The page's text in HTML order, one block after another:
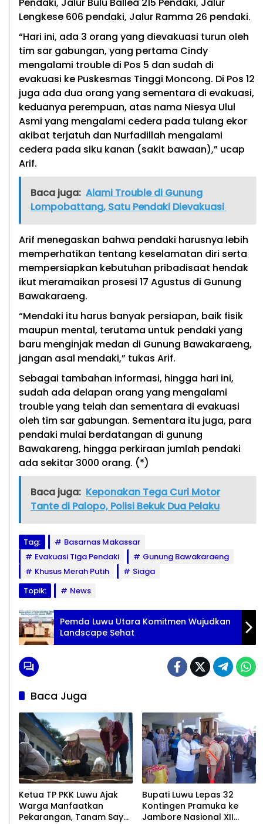
Lengkese 606 pendaki, Jalur Ramma 26 pendaki.
“Hari ini, ada 3 orang yang dievakuasi turun oleh
tim sar gabungan, yang pertama Cindy
mengalami trouble di Pos 5 dan sudah di
evakuasi ke Puskesmas Tinggi Moncong. Di Pos 12
juga ada dua orang yang sementara di evakuasi,
keduanya perempuan, atas nama Niesya Ulul
Asmi yang mengalami cedera pada tulang ekor
akibat terjatuh dan Nurfadillah mengalami
cedera pada siku kanan (sakit bawaan),” ucap
Arif.
Baca juga: Alami Trouble di Gunung
Lompobattang, Satu Pendaki Dievakuasi
Arif menegaskan bahwa pendaki harusnya lebih
memperhatikan tentang keselamatan diri serta
mempersiapkan kebutuhan pribadisaat hendak
ikut meramaikan prosesi 17 Agustus di Gunung
Bawakaraeng.
“Mendaki itu harus banyak persiapan, baik fisik
maupun mental, terutama untuk pendaki yang
baru menginjak medan di Gunung Bawakaraeng,
jangan asal mendaki,” tukas Arif.
Sebagai tambahan informasi, hingga hari ini,
sudah ada delapan orang yang mengalami
trouble yang telah dan sementara di evakuasi
oleh tim sar gabungan. Sementara itu juga, para
pendaki mulai berdatangan di gunung
Bawakareng, hingga perkiraan jumlah pendaki
ada sekitar 3000 orang. (*)
Baca juga: Keponakan Tega Curi Motor
Tante di Palopo, Polisi Bekuk Dua Pelaku
Tag:
Basarnas Makassar
Evakuasi Tiga Pendaki
Gunung Bawakaraeng
Khusus Merah Putih
Siaga
Topik:
News
Pemda Luwu Utara Komitmen Wujudkan
Landscape Sehat
Baca Juga
Ketua TP PKK Luwu Ajak
Warga Manfaatkan
Pekarangan, Tanam Sayur
Bupati Luwu Lepas 32
Kontingen Pramuka ke
Jambore Nasional XII